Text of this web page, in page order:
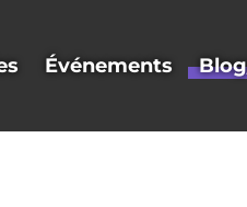
Événements